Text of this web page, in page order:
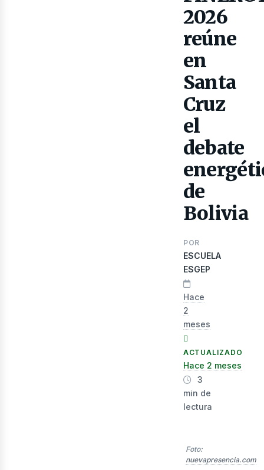
2026
reúne
en
Santa
Cruz
el
debate
de
Bolivia
POR
ESCUELA
ESGEP
Hace
2
meses
ACTUALIZADO
Hace 2 meses
3
min de
lectura
Foto:
nuevapresencia.com